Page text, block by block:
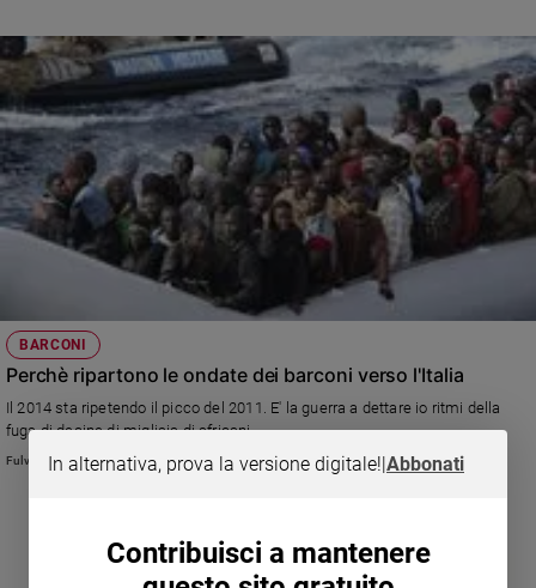
BARCONI
Perchè ripartono le ondate dei barconi verso l'Italia
Il 2014 sta ripetendo il picco del 2011. E' la guerra a dettare io ritmi della
fuga di decine di migliaia di africani.
Fulvio Scaglione
In alternativa, prova la versione digitale!|Abbonati
Contribuisci a mantenere